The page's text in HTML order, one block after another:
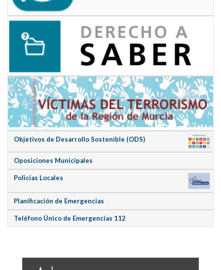
Objetivos de Desarrollo Sostenible (ODS)
Oposiciones Municipales
Policías Locales
Planificación de Emergencias
Teléfono Único de Emergencias 112